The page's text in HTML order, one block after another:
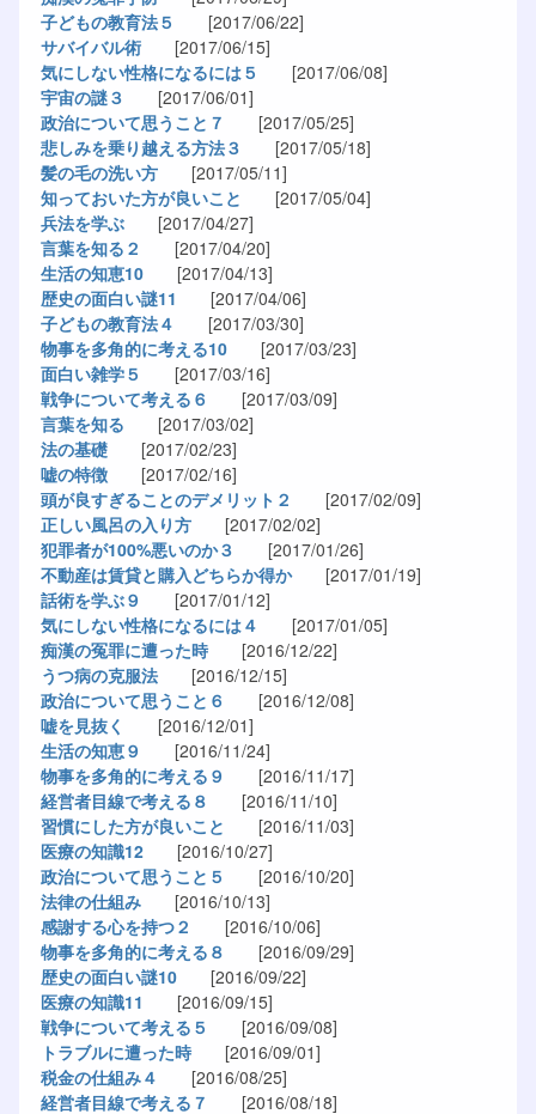
子どもの教育法５
[2017/06/22]
サバイバル術[2017/06/15]
気にしない性格になるには５
[2017/06/08]
宇宙の謎３ [2017/06/01]
政治について思うこと７
[2017/05/25]
悲しみを乗り越える方法３ [2017/05/18]
髪の毛の洗い方[2017/05/11]
知っておいた方が良いこと [2017/05/04]
兵法を学ぶ[2017/04/27]
言葉を知る２
[2017/04/20]
生活の知恵10[2017/04/13]
歴史の面白い謎11 [2017/04/06]
子どもの教育法４ [2017/03/30]
物事を多角的に考える10[2017/03/23]
面白い雑学５
[2017/03/16]
戦争について考える６
[2017/03/09]
言葉を知る [2017/03/02]
法の基礎[2017/02/23]
嘘の特徴[2017/02/16]
頭が良すぎることのデメリット２
[2017/02/09]
正しい風呂の入り方[2017/02/02]
犯罪者が100%悪いのか３ [2017/01/26]
不動産は賃貸と購入どちらか得か[2017/01/19]
話術を学ぶ９
[2017/01/12]
気にしない性格になるには４ [2017/01/05]
痴漢の冤罪に遭った時[2016/12/22]
うつ病の克服法[2016/12/15]
政治について思うこと６
[2016/12/08]
嘘を見抜く
[2016/12/01]
生活の知恵９
[2016/11/24]
物事を多角的に考える９
[2016/11/17]
経営者目線で考える８ [2016/11/10]
習慣にした方が良いこと [2016/11/03]
医療の知識12[2016/10/27]
政治について思うこと５
[2016/10/20]
法律の仕組み[2016/10/13]
感謝する心を持つ２
[2016/10/06]
物事を多角的に考える８ [2016/09/29]
歴史の面白い謎10[2016/09/22]
医療の知識11 [2016/09/15]
戦争について考える５
[2016/09/08]
トラブルに遭った時[2016/09/01]
税金の仕組み４ [2016/08/25]
経営者目線で考える７
[2016/08/18]